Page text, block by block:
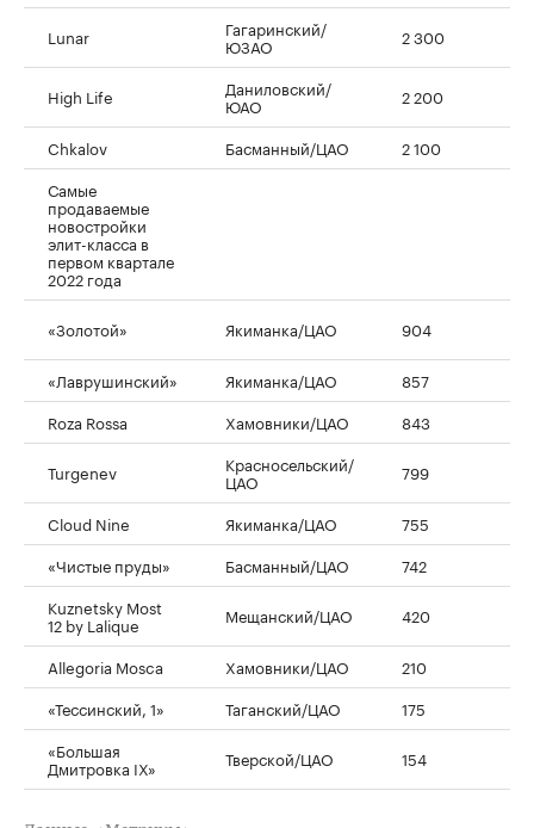
Lunar Гагаринский/
ЮЗАО 2 300
High Life Даниловский/
ЮАО 2 200
Chkalov Басманный/ЦАО 2 100
Самые
продаваемые
новостройки
элит-класса в
первом квартале
2022 года
«Золотой» Якиманка/ЦАО 904
«Лаврушинский» Якиманка/ЦАО 857
Roza Rossa
Хамовники/ЦАО 843
Turgenev Красносельский/
ЦАО 799
Cloud Nine Якиманка/ЦАО 755
«Чистые пруды»
Басманный/ЦАО 742
Kuznetsky Most
12 by Lalique Мещанский/ЦАО 420
Allegoria Mosca Хамовники/ЦАО 210
«Тессинский, 1»
Таганский/ЦАО 175
«Большая
Дмитровка IX» Тверской/ЦАО 154